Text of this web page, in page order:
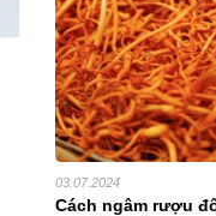
03.07.2024
cách ngâm rượu đông trùng hạ thảo chuẩn, hiệu